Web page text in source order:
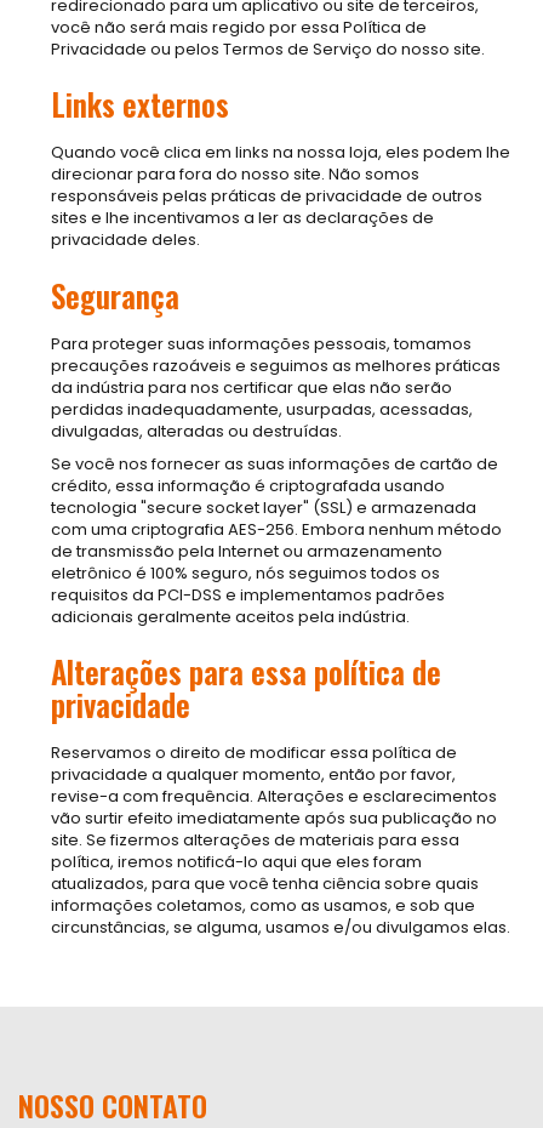
redirecionado para um aplicativo ou site de terceiros,
você não será mais regido por essa Política de
Privacidade ou pelos Termos de Serviço do nosso site.
Links externos
Quando você clica em links na nossa loja, eles podem lhe
direcionar para fora do nosso site. Não somos
responsáveis pelas práticas de privacidade de outros
sites e lhe incentivamos a ler as declarações de
privacidade deles.
Segurança
Para proteger suas informações pessoais, tomamos
precauções razoáveis e seguimos as melhores práticas
da indústria para nos certificar que elas não serão
perdidas inadequadamente, usurpadas, acessadas,
divulgadas, alteradas ou destruídas.
Se você nos fornecer as suas informações de cartão de
crédito, essa informação é criptografada usando
tecnologia "secure socket layer" (SSL) e armazenada
com uma criptografia AES-256. Embora nenhum método
de transmissão pela Internet ou armazenamento
eletrônico é 100% seguro, nós seguimos todos os
requisitos da PCI-DSS e implementamos padrões
adicionais geralmente aceitos pela indústria.
Alterações para essa política de
privacidade
Reservamos o direito de modificar essa política de
privacidade a qualquer momento, então por favor,
revise-a com frequência. Alterações e esclarecimentos
vão surtir efeito imediatamente após sua publicação no
site. Se fizermos alterações de materiais para essa
política, iremos notificá-lo aqui que eles foram
atualizados, para que você tenha ciência sobre quais
informações coletamos, como as usamos, e sob que
circunstâncias, se alguma, usamos e/ou divulgamos elas.
NOSSO CONTATO